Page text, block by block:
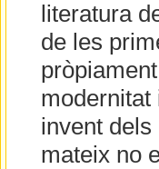
literatura
de les
modernitat
invent
mateix no